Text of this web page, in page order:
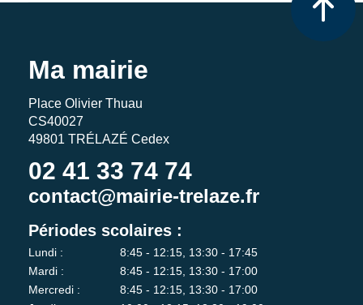
Ma mairie
Place Olivier Thuau
CS40027
49801 TRÉLAZÉ Cedex
02 41 33 74 74
contact@mairie-trelaze.fr
Périodes scolaires :
Lundi :
8:45 - 12:15, 13:30 - 17:45
Mardi :
8:45 - 12:15, 13:30 - 17:00
Mercredi :
8:45 - 12:15, 13:30 - 17:00